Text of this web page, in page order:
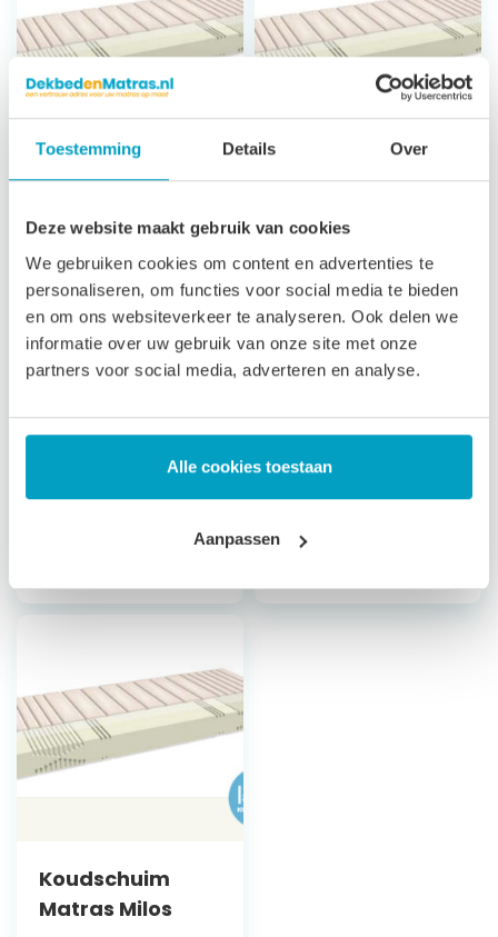
Toestemming Details Over
Deze website maakt gebruik van cookies
We gebruiken cookies om content en advertenties te
personaliseren, om functies voor social media te bieden
en om ons websiteverkeer te analyseren. Ook delen we
informatie over uw gebruik van onze site met onze
partners voor social media, adverteren en analyse.
Alle cookies toestaan
Aanpassen
Matras Andros
Climat
7 zones
ondersteuning
23 cm hoog
Luxe afritsbare,
3 jaar garantie
stevigheid
Matras Andros
Classic
7 zones
ondersteuning
23 cm hoog
Satijn afritsbare,
3 jaar garantie
stevigheid
Vanaf
Koudschuim
Matras Milos